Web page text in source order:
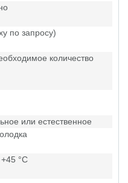
по запросу)
количество
или естественное
°C